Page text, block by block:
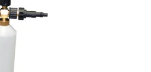
ke všem modelům